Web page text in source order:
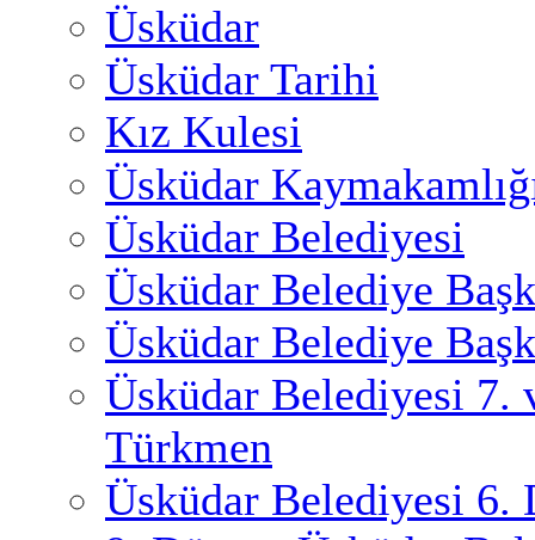
Üsküdar
Üsküdar Tarihi
Kız Kulesi
Üsküdar
Üsküdar Belediyesi
Üsküdar Belediye
Üsküdar Belediye
Üsküdar Belediyesi 7.
Türkmen
Üsküdar Belediyesi 6.